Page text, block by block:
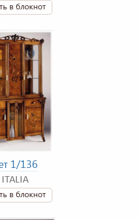
в блокнот
1/136
ITALIA
в блокнот